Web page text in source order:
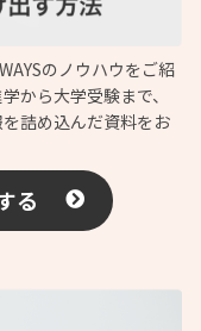
のノウハウをご紹
から大学受験まで、
詰め込んだ資料をお
る